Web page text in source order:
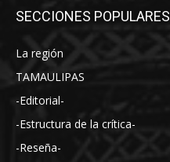
SECCIONES POPULARES
La región
TAMAULIPAS
-Editorial-
-Estructura de la crítica-
-Reseña-